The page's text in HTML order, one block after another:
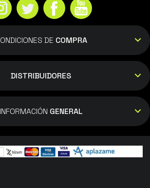
DE COMPRA
DISTRIBUIDORES
INFORMACIÓN GENERAL